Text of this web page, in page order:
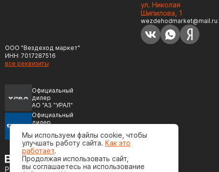
ООО "Вездеход маркет"
ИНН: 7017287516
все реквизиты
Официальный
дилер
АО "АЗ "УРАЛ"
Официальный
дилер
(ЯМЗ)
Разработка сайта
ул. Николая
Шипилова, 1
wezdehodmarket@mail.ru
Мы используем файлы cookie, чтобы
улучшать работу сайта. Как это
работает.
Продолжая использовать сайт,
вы соглашаетесь на использование